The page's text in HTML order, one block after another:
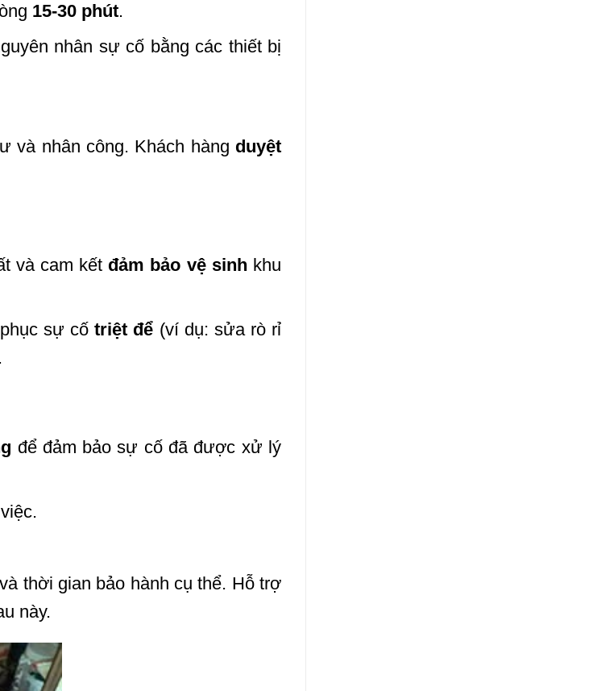
15-30 phút.
nhân sự cố bằng các thiết bị
và nhân công. Khách hàng duyệt
và cam kết đảm bảo vệ sinh khu
phục sự cốtriệt để (ví dụ: sửa rò rỉ
để đảm bảo sự cố đã được xử lý
thời gian bảo hành cụ thể. Hỗ trợ
này.